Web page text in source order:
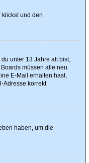
klickst und den
unter 13 Jahre alt bist,
müssen alle neu
E-Mail erhalten hast,
Adresse korrekt
haben, um die